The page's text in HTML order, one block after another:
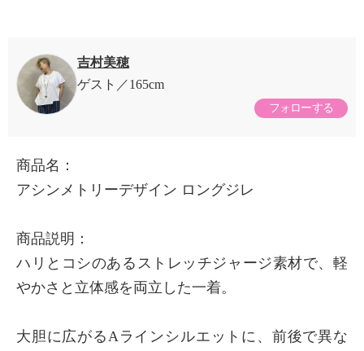
吉村美穂
ゲスト
165cm
フォローする
商品名：
アシンメトリーデザイン ロングジレ
商品説明：
ハリとコシのあるストレッチジャージ素材で、軽
やかさと立体感を両立した一着。
大胆に広がるAラインシルエットに、前後で異な